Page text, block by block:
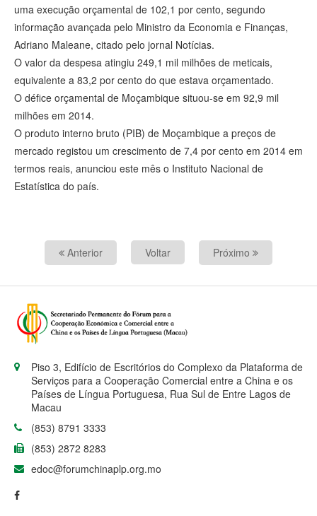
uma execução orçamental de 102,1 por cento, segundo
informação avançada pelo Ministro da Economia e Finanças,
Adriano Maleane, citado pelo jornal Notícias.
O valor da despesa atingiu 249,1 mil milhões de meticais,
equivalente a 83,2 por cento do que estava orçamentado.
O défice orçamental de Moçambique situou-se em 92,9 mil
milhões em 2014.
O produto interno bruto (PIB) de Moçambique a preços de
mercado registou um crescimento de 7,4 por cento em 2014 em
termos reais, anunciou este mês o Instituto Nacional de
Estatística do país.
Anterior Voltar Próximo
Piso 3, Edifício de Escritórios do Complexo da Plataforma de
Serviços para a Cooperação Comercial entre a China e os
Países de Língua Portuguesa, Rua Sul de Entre Lagos de
Macau
(853) 8791 3333
(853) 2872 8283
edoc@forumchinaplp.org.mo